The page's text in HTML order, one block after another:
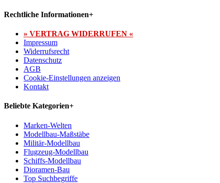
Rechtliche Informationen+
» VERTRAG WIDERRUFEN «
Impressum
Widerrufsrecht
Datenschutz
AGB
Cookie-Einstellungen anzeigen
Kontakt
Beliebte Kategorien+
Marken-Welten
Modellbau-Maßstäbe
Militär-Modellbau
Flugzeug-Modellbau
Schiffs-Modellbau
Dioramen-Bau
Top Suchbegriffe